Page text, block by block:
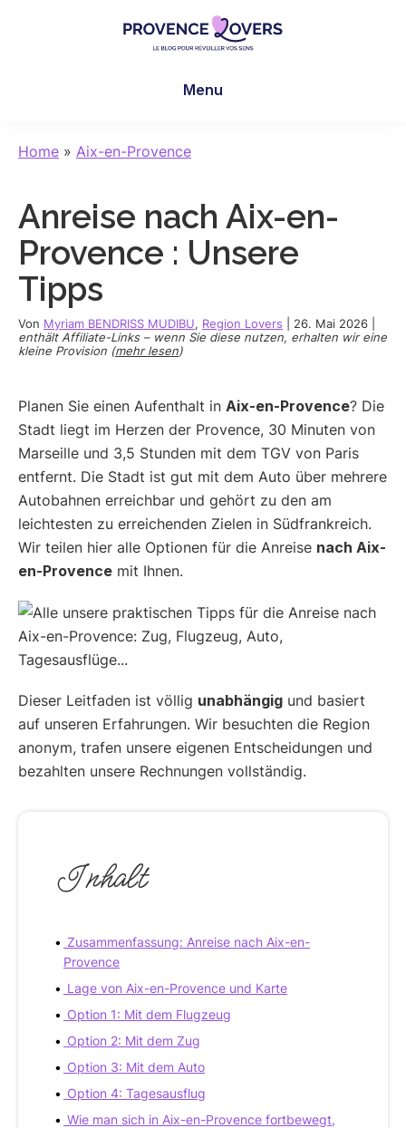
in
zu
-
de
Claire
Manu
Menu
Home » Aix-en-Provence
Anreise nach Aix-en-
Provence : Unsere
Tipps
Von Myriam BENDRISS MUDIBU, Region Lovers 26. Mai 2026
enthält Affiliate-Links – wenn Sie diese nutzen, erhalten wir eine
kleine Provision (mehr lesen)
Planen Sie einen Aufenthalt in Aix-en-Provence? Die
Stadt liegt im Herzen der Provence, 30 Minuten von
Marseille und 3,5 Stunden mit dem TGV von Paris
entfernt. Die Stadt ist gut mit dem Auto über mehrere
Autobahnen erreichbar und gehört zu den am
leichtesten zu erreichenden Zielen in Südfrankreich.
Wir teilen hier alle Optionen für die Anreise nach Aix-
en-Provence mit Ihnen.
Dieser Leitfaden ist völlig unabhängig und basiert
auf unseren Erfahrungen. Wir besuchten die Region
anonym, trafen unsere eigenen Entscheidungen und
bezahlten unsere Rechnungen vollständig.
Inhalt
Zusammenfassung: Anreise nach Aix-en-
Provence
Lage von Aix-en-Provence und Karte
Option 1: Mit dem Flugzeug
Option 2: Mit dem Zug
Option 3: Mit dem Auto
Option 4: Tagesausflug
Wie man sich in Aix-en-Provence fortbewegt,